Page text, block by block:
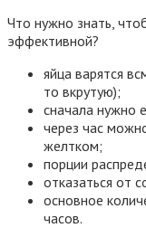
Что нужно знать,
эффективной?
яйца варятся
то вкрутую);
сначала нужно
через час
желтком;
порции
отказаться от
основное
часов.